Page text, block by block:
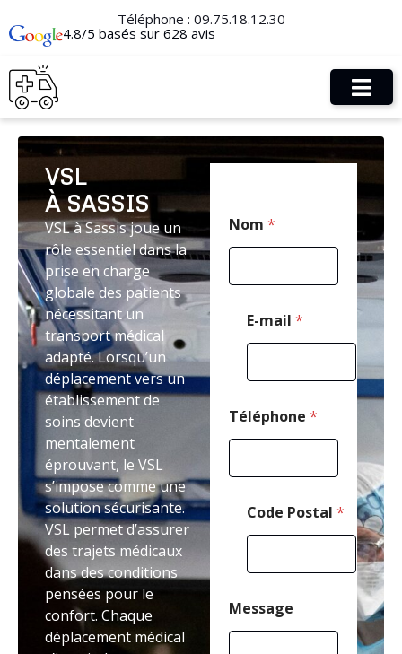
Téléphone : 09.75.18.12.30
4.8/5 basés sur 628 avis
VSL
À SASSIS
VSL à Sassis joue un
rôle essentiel dans la
prise en charge
globale des patients
nécessitant un
transport médical
adapté. Lorsqu’un
déplacement vers un
établissement de
soins devient
mentalement
éprouvant, le VSL
s’impose comme une
solution sécurisante.
VSL permet d’assurer
des trajets médicaux
dans des conditions
pensées pour le
confort. Chaque
déplacement médical
Nom *
E-mail *
Téléphone *
*
*
E
-
m
a
i
l
Code Postal *
Message